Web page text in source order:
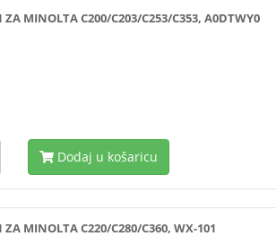
MINOLTA C200/C203/C253/C353, A0DTWY0
Dodaj u košaricu
MINOLTA C220/C280/C360, WX-101